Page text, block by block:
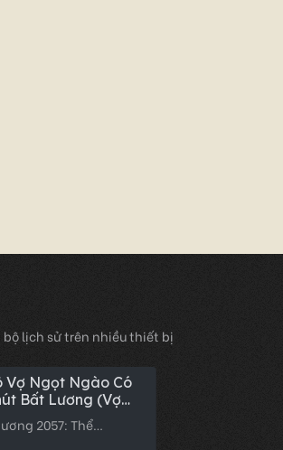
bộ lịch sử trên nhiều thiết bị
Vợ Ngọt Ngào Có
Bất Lương (Vợ
Bất Lương Có
Ngọt)
2057: Thể